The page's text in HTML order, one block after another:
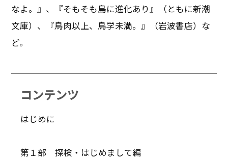
なよ。』、『そもそも島に進化あり』（ともに新潮
文庫）、『鳥肉以上、鳥学未満。』（岩波書店）な
ど。
コンテンツ
はじめに
第１部 探検・はじめまして編